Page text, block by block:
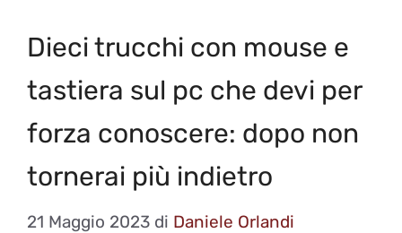
Dieci trucchi con mouse e
tastiera sul pc che devi per
forza conoscere: dopo non
tornerai più indietro
21 Maggio 2023 di Daniele Orlandi